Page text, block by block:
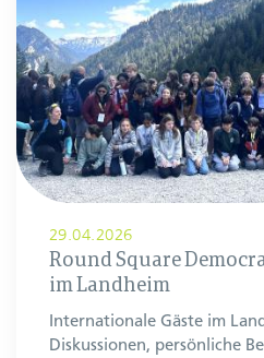
29.04.2026
Round Square
im Landheim
Internationale Gäste im
Diskussionen, persönliche